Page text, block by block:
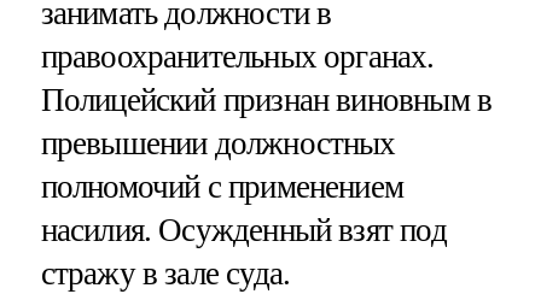
занимать должности в
правоохранительных органах.
Полицейский признан виновным в
превышении должностных
полномочий с применением
насилия. Осужденный взят под
стражу в зале суда.